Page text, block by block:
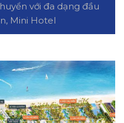
với đa dạng đầu
Mini Hotel